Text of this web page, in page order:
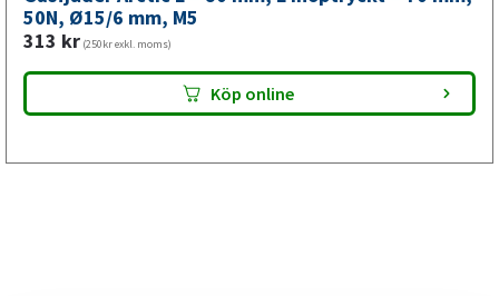
mm,
M5
mängd
50N, Ø15/6 mm, M5
313 kr (250kr exkl. moms)
Köp online